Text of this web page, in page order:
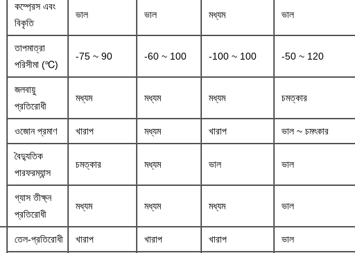
কম্প্রেস এবং
বিকৃতি
ভাল ভাল মধ্যম ভাল
তাপমাত্রা
পরিসীমা (℃)
-75 ~ 90 -60 ~ 100 -100 ~ 100 -50 ~ 120
জলবায়ু
প্রতিরোধী
মধ্যম মধ্যম মধ্যম চমত্কার
ওজোন প্রমাণ খারাপ মধ্যম খারাপ ভাল ~ চমৎকার
বৈদ্যুতিক
পারফরম্যান্স
চমত্কার মধ্যম ভাল ভাল
গ্যাস তীক্ষ্ন
প্রতিরোধী
মধ্যম মধ্যম মধ্যম ভাল
তেল-প্রতিরোধী খারাপ খারাপ খারাপ ভাল